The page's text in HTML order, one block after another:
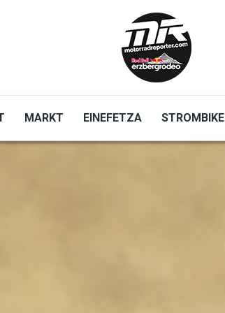
MARKT EINEFETZA STROMBIKE